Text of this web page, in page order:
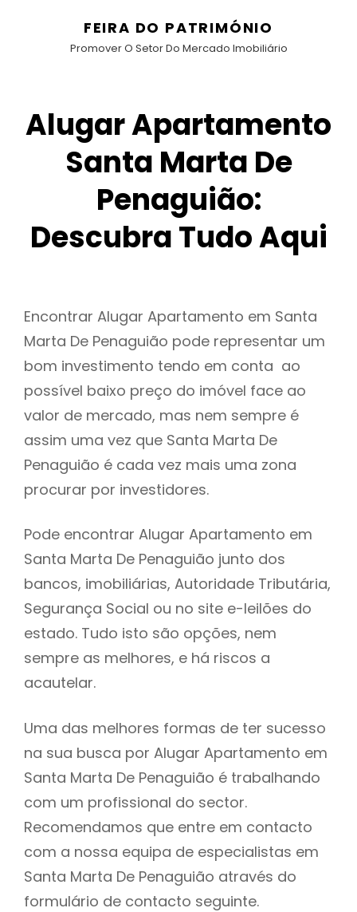
FEIRA DO PATRIMÓNIO
Promover O Setor Do Mercado Imobiliário
Alugar Apartamento
Santa Marta De
Penaguião:
Descubra Tudo Aqui
Encontrar Alugar Apartamento em Santa
Marta De Penaguião pode representar um
bom investimento tendo em conta ao
possível baixo preço do imóvel face ao
valor de mercado, mas nem sempre é
assim uma vez que Santa Marta De
Penaguião é cada vez mais uma zona
procurar por investidores.
Pode encontrar Alugar Apartamento em
Santa Marta De Penaguião junto dos
bancos, imobiliárias, Autoridade Tributária,
Segurança Social ou no site e-leilões do
estado. Tudo isto são opções, nem
sempre as melhores, e há riscos a
acautelar.
Uma das melhores formas de ter sucesso
na sua busca por Alugar Apartamento em
Santa Marta De Penaguião é trabalhando
com um profissional do sector.
Recomendamos que entre em contacto
com a nossa equipa de especialistas em
Santa Marta De Penaguião através do
formulário de contacto seguinte.